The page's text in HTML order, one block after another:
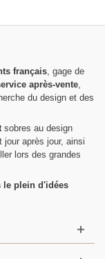
français, gage de
après-vente,
du design et des
sobres au design
jour après jour, ainsi
lors des grandes
le plein d'idées